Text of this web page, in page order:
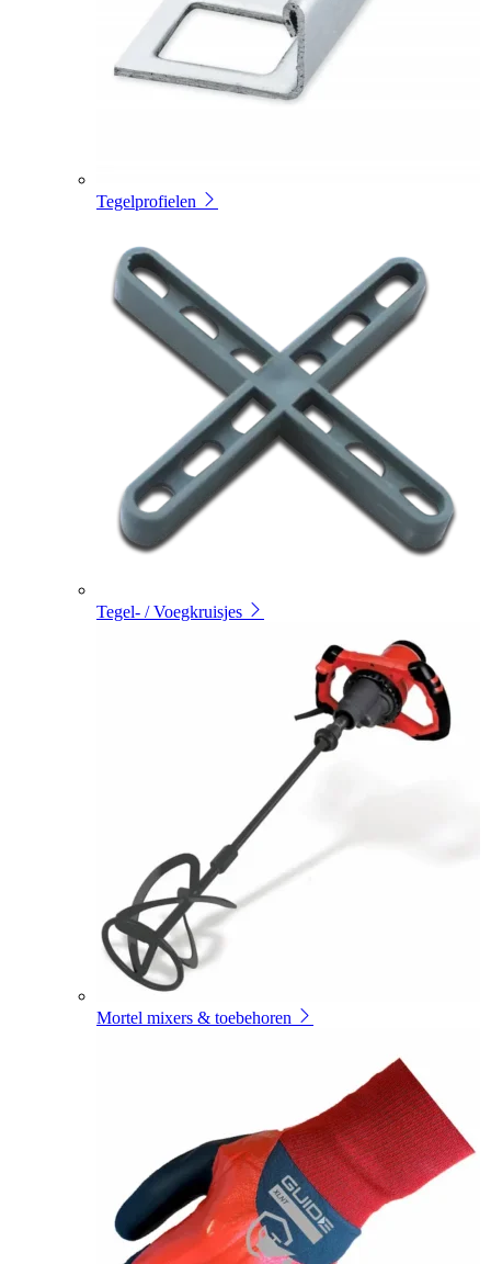
Tegelprofielen
Tegel- / Voegkruisjes
Mortel mixers & toebehoren